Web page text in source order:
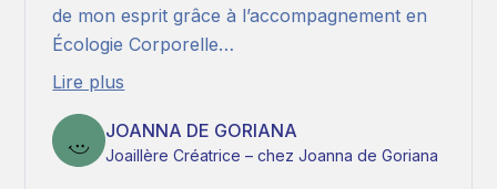
de mon esprit grâce à l’accompagnement en
Écologie Corporelle…
Lire plus
JOANNA DE GORIANA
Joaillère Créatrice – chez Joanna de Goriana